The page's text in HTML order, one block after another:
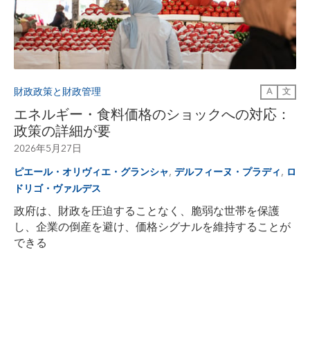
財政政策と財政管理 A 文
エネルギー・食料価格のショックへの対応：
政策の詳細が要
2026年5月27日
ピエール・オリヴィエ・グランシャ, デルフィーヌ・プラディ, ロ
ドリゴ・ヴァルデス
政府は、財政を圧迫することなく、脆弱な世帯を保護
し、企業の倒産を避け、価格シグナルを維持することが
できる